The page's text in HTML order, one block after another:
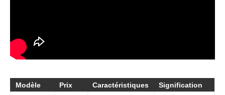
Modèle Prix Caractéristiques Signification